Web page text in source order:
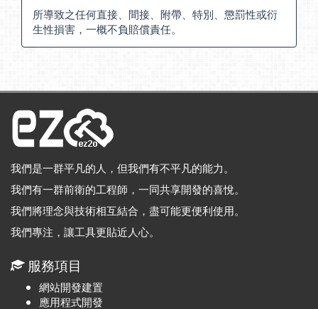
所導致之任何直接、間接、附帶、特別、懲罰性或衍
生性損害，一概不負賠償責任。
我們是一群平凡的人，但我們有不平凡的能力。
我們有一群前衛的工程師，一同共享開發的喜悅。
我們將理念與技術相互結合，盡可能更便利使用。
我們專注，讓工具更貼近人心。
服務項目
網站開發建置
應用程式開發